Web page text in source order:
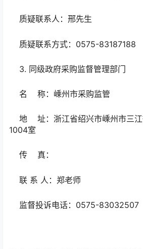
质疑联系人：邢先生
质疑联系方式：0575-83187188
3. 同级政府采购监督管理部门
名 称：嵊州市采购监管
地 址：浙江省绍兴市嵊州市三江
1004室
传 真：
联 系 人：郑老师
监督投诉电话：0575-83032507